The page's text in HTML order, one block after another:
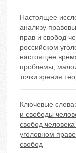
Настоящее
анализу
прав и свобод
российском
настоящее
проблемы,
точки зрения
Ключевые слова:
и свободы
свобод
уголовном праве
свобод